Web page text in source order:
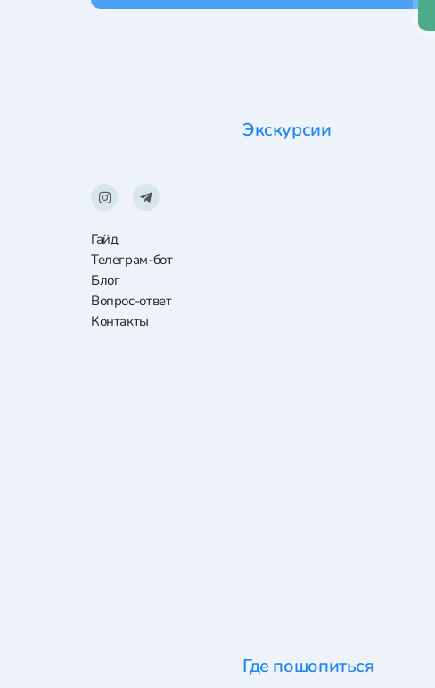
Гайд
Телеграм-бот
Блог
Вопрос-ответ
Контакты
Экскурсии
Где пошопиться